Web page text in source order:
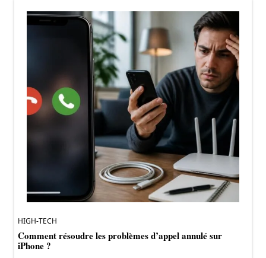
HIGH-TECH
Comment résoudre les problèmes d’appel annulé sur
iPhone ?